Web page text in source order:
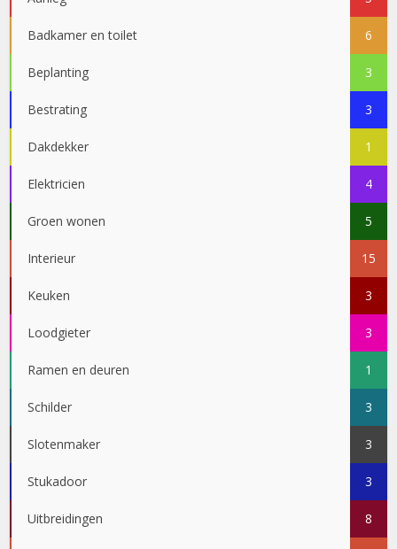
Badkamer en toilet 6
Beplanting 3
Bestrating 3
Dakdekker 1
Elektricien 4
Groen wonen 5
Interieur 15
Keuken 3
Loodgieter 3
Ramen en deuren 1
Schilder 3
Slotenmaker 3
Stukadoor 3
Uitbreidingen 8